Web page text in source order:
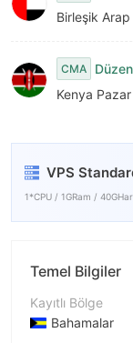
Birleşik Arap
CMA
Kenya Pazar
VPS
1*CPU / 1GRam /
Temel Bilgiler
Kayıtlı Bölge
Bahamalar